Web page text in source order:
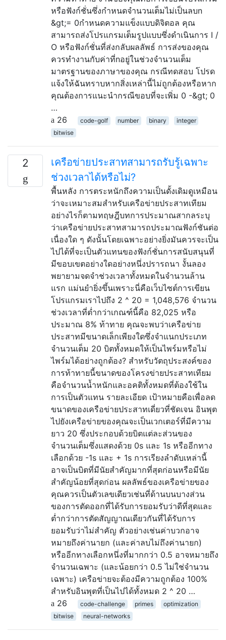
หรือฟังก์ชั่นซึ่งกำหนดจำนวนเต็มไม่เป็นลบn
&gt;= 0กำหนดความแข็งแบบดิจิตอล คุณ
สามารถส่งโปรแกรมเต็มรูปแบบซึ่งดำเนินการ I /
O หรือฟังก์ชั่นที่ส่งกลับผลลัพธ์ การส่งของคุณ
ควรทำงานกับค่าที่nอยู่ในช่วงจำนวนเต็ม
มาตรฐานของภาษาของคุณ กรณีทดสอบ โปรด
แจ้งให้ฉันทราบหากสิ่งเหล่านี้ไม่ถูกต้องหรือหาก
คุณต้องการแนะนำกรณีขอบที่จะเพิ่ม 0 -&gt; 0
…
26
code-golf number binary
integer
bitwise
2
เครือข่ายประสาทสามารถรับรู้เฉพาะ
ช่วงเวลาได้หรือไม่?
พื้นหลัง การตระหนักถึงความเป็นดั้งเดิมดูเหมือน
ว่าจะเหมาะสมสำหรับเครือข่ายประสาทเทียม
อย่างไรก็ตามทฤษฎีบทการประมาณสากลระบุ
ว่าเครือข่ายประสาทสามารถประมาณฟังก์ชันต่อ
เนื่องใด ๆ ดังนั้นโดยเฉพาะอย่างยิ่งมันควรจะเป็น
ไปได้ที่จะเป็นตัวแทนของฟังก์ชั่นการสนับสนุนที่
มีขอบเขตอย่างใดอย่างหนึ่งปรารถนา งั้นลอง
พยายามจดจำช่วงเวลาทั้งหมดในจำนวนล้าน
แรก แม่นยำยิ่งขึ้นเพราะนี่คือเว็บไซต์การเขียน
โปรแกรมเราไปถึง 2 ^ 20 = 1,048,576 จำนวน
ช่วงเวลาที่ต่ำกว่าเกณฑ์นี้คือ 82,025 หรือ
ประมาณ 8% ท้าทาย คุณจะพบว่าเครือข่าย
ประสาทมีขนาดเล็กเพียงใดซึ่งจำแนกประเภท
จำนวนเต็ม 20 บิตทั้งหมดให้เป็นไพร์มหรือไม่
ไพร์มได้อย่างถูกต้อง? สำหรับวัตถุประสงค์ของ
การท้าทายนี้ขนาดของโครงข่ายประสาทเทียม
คือจำนวนน้ำหนักและอคติทั้งหมดที่ต้องใช้ใน
การเป็นตัวแทน รายละเอียด เป้าหมายคือเพื่อลด
ขนาดของเครือข่ายประสาทเดี่ยวที่ชัดเจน อินพุต
ไปยังเครือข่ายของคุณจะเป็นเวกเตอร์ที่มีความ
ยาว 20 ซึ่งประกอบด้วยบิตแต่ละส่วนของ
จำนวนเต็มซึ่งแสดงด้วย 0s และ 1s หรืออีกทาง
เลือกด้วย -1s และ + 1s การเรียงลำดับเหล่านี้
อาจเป็นบิตที่มีนัยสำคัญมากที่สุดก่อนหรือมีนัย
สำคัญน้อยที่สุดก่อน ผลลัพธ์ของเครือข่ายของ
คุณควรเป็นตัวเลขเดียวเช่นที่ด้านบนบางส่วน
ของการตัดออกที่ได้รับการยอมรับว่าดีที่สุดและ
ต่ำกว่าการตัดสัญญาณเดียวกันที่ได้รับการ
ยอมรับว่าไม่สำคัญ ตัวอย่างเช่นค่าบวกอาจ
หมายถึงค่านายก (และค่าลบไม่ถึงค่านายก)
หรืออีกทางเลือกหนึ่งที่มากกว่า 0.5 อาจหมายถึง
จำนวนเฉพาะ (และน้อยกว่า 0.5 ไม่ใช่จำนวน
เฉพาะ) เครือข่ายจะต้องมีความถูกต้อง 100%
สำหรับอินพุตที่เป็นไปได้ทั้งหมด 2 ^ 20 …
26
code-challenge primes
optimization
bitwise
neural-networks